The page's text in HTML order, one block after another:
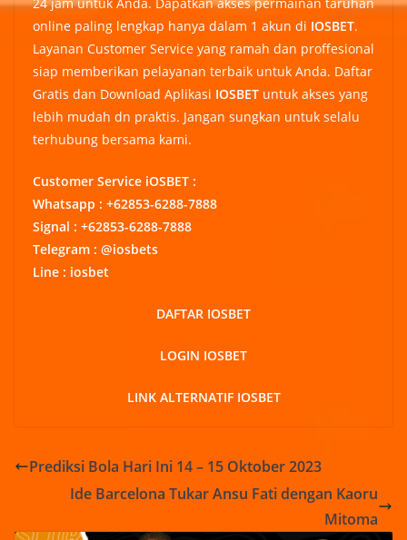
online paling lengkap hanya dalam 1 akun di IOSBET.
Layanan Customer Service yang ramah dan proffesional
siap memberikan pelayanan terbaik untuk Anda. Daftar
Gratis dan Download Aplikasi IOSBET untuk akses yang
lebih mudah dn praktis. Jangan sungkan untuk selalu
terhubung bersama kami.
Customer Service iOSBET :
Whatsapp : +62853-6288-7888
Signal : +62853-6288-7888
Telegram : @iosbets
Line : iosbet
DAFTAR IOSBET
LOGIN IOSBET
LINK ALTERNATIF IOSBET
Prediksi Bola Hari Ini 14 – 15 Oktober 2023
Ide Barcelona Tukar Ansu Fati dengan Kaoru
Mitoma